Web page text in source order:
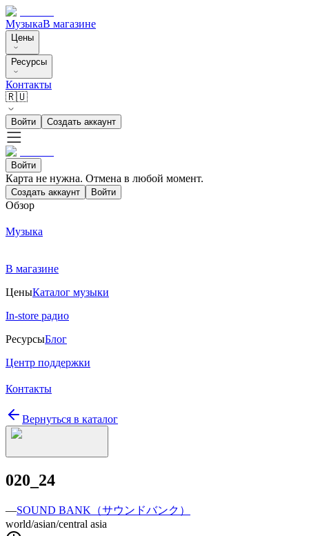
МузыкаВ магазине
Цены
Ресурсы
Контакты
🇷🇺
Войти Создать аккаунт
Войти
Карта не нужна. Отмена в любой момент.
Создать аккаунт Войти
Обзор
Музыка
В магазине
ЦеныКаталог музыки
In-store радио
РесурсыБлог
Центр поддержки
Контакты
Вернуться в каталог
020_24
—SOUND BANK（サウンドバンク）
world/asian/central asia